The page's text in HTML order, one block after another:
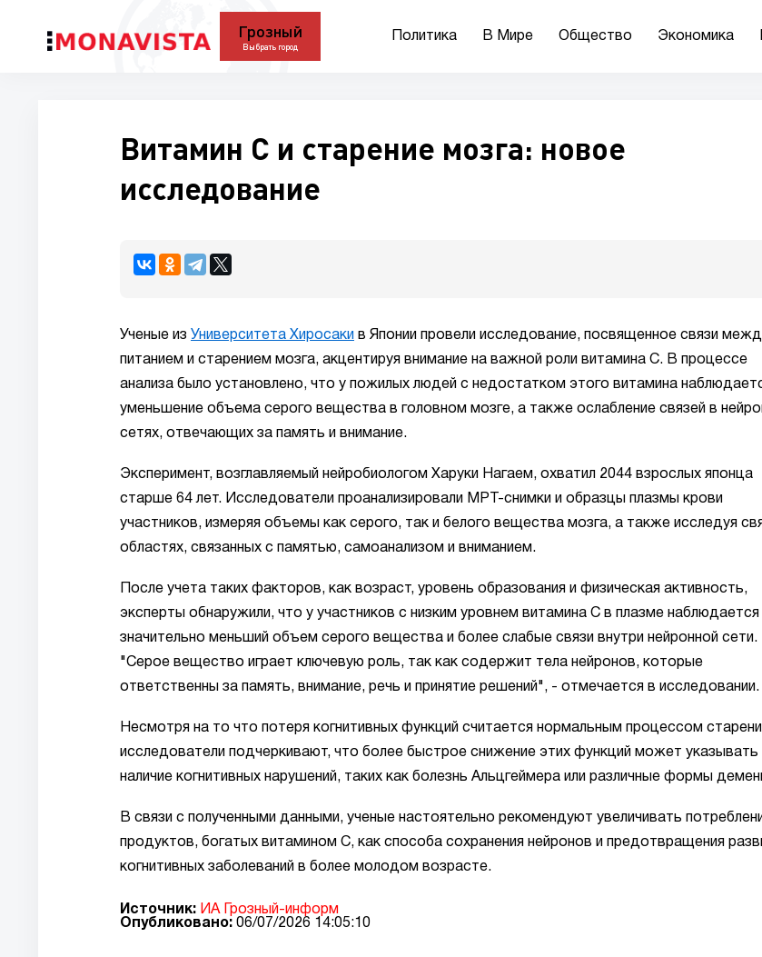
Грозный
Выбрать город
Политика В Мире Общество Экономика
Витамин С и старение мозга: новое
исследование
Ученые из Университета Хиросаки в Японии провели исследование, посвященное связи
питанием и старением мозга, акцентируя внимание на важной роли витамина С. В процессе
анализа было установлено, что у пожилых людей с недостатком этого витамина
уменьшение объема серого вещества в головном мозге, а также ослабление связей в
сетях, отвечающих за память и внимание.
Эксперимент, возглавляемый нейробиологом Харуки Нагаем, охватил 2044 взрослых японца
старше 64 лет. Исследователи проанализировали МРТ-снимки и образцы плазмы крови
участников, измеряя объемы как серого, так и белого вещества мозга, а также исследуя
областях, связанных с памятью, самоанализом и вниманием.
После учета таких факторов, как возраст, уровень образования и физическая активность,
эксперты обнаружили, что у участников с низким уровнем витамина С в плазме наблюдается
значительно меньший объем серого вещества и более слабые связи внутри нейронной сети.
"Серое вещество играет ключевую роль, так как содержит тела нейронов, которые
ответственны за память, внимание, речь и принятие решений", - отмечается в исследовании.
Несмотря на то что потеря когнитивных функций считается нормальным процессом
исследователи подчеркивают, что более быстрое снижение этих функций может указывать
наличие когнитивных нарушений, таких как болезнь Альцгеймера или различные формы
В связи с полученными данными, ученые настоятельно рекомендуют увеличивать
продуктов, богатых витамином С, как способа сохранения нейронов и предотвращения
когнитивных заболеваний в более молодом возрасте.
Источник: ИА Грозный-информ
Опубликовано: 06/07/2026 14:05:10